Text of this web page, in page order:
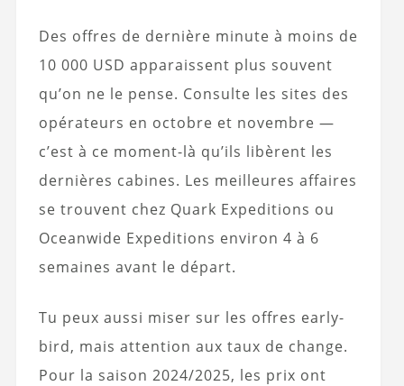
Des offres de dernière minute à moins de
10 000 USD apparaissent plus souvent
qu’on ne le pense. Consulte les sites des
opérateurs en octobre et novembre —
c’est à ce moment-là qu’ils libèrent les
dernières cabines. Les meilleures affaires
se trouvent chez Quark Expeditions ou
Oceanwide Expeditions environ 4 à 6
semaines avant le départ.
Tu peux aussi miser sur les offres early-
bird, mais attention aux taux de change.
Pour la saison 2024/2025, les prix ont